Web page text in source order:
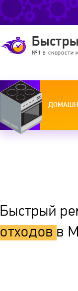
№1 в скорости
Быстрый
отходов в